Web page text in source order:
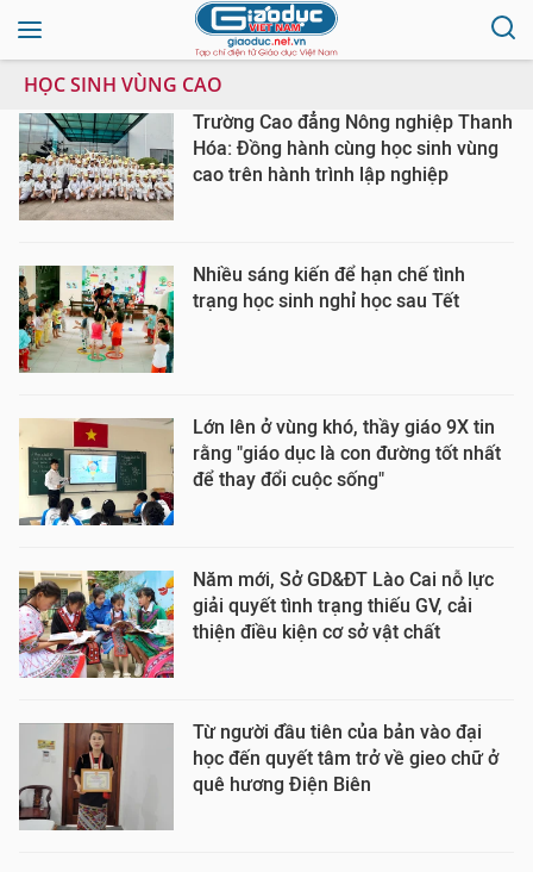
HỌC SINH VÙNG CAO
Trường Cao đẳng Nông nghiệp Thanh
Hóa: Đồng hành cùng học sinh vùng
cao trên hành trình lập nghiệp
Nhiều sáng kiến để hạn chế tình
trạng học sinh nghỉ học sau Tết
Lớn lên ở vùng khó, thầy giáo 9X tin
rằng "giáo dục là con đường tốt nhất
để thay đổi cuộc sống"
Năm mới, Sở GD&ĐT Lào Cai nỗ lực
giải quyết tình trạng thiếu GV, cải
thiện điều kiện cơ sở vật chất
Từ người đầu tiên của bản vào đại
học đến quyết tâm trở về gieo chữ ở
quê hương Điện Biên